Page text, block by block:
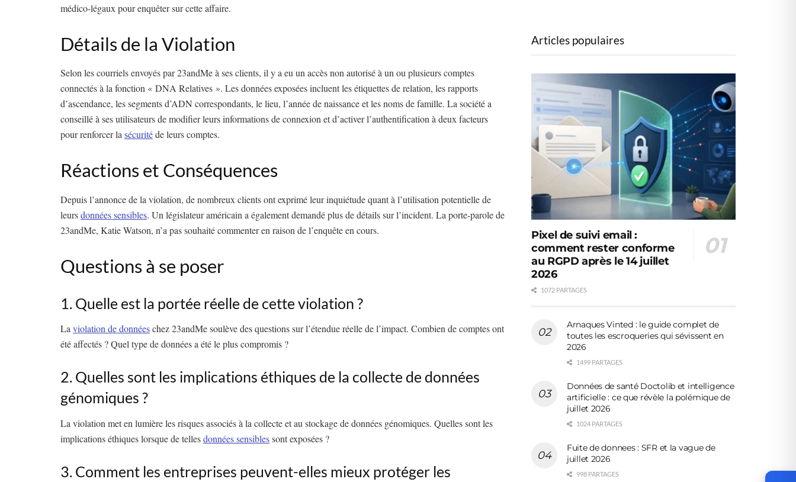
médico-légaux pour enquêter sur cette affaire.
Détails de la Violation
Selon les courriels envoyés par 23andMe à ses clients, il y a eu un accès non autorisé à un ou plusieurs comptes
connectés à la fonction « DNA Relatives ». Les données exposées incluent les étiquettes de relation, les rapports
d’ascendance, les segments d’ADN correspondants, le lieu, l’année de naissance et les noms de famille. La société a
conseillé à ses utilisateurs de modifier leurs informations de connexion et d’activer l’authentification à deux facteurs
pour renforcer lasécuritéde leurs comptes.
Réactions et Conséquences
Depuis l’annonce de la violation, de nombreux clients ont exprimé leur inquiétude quant à l’utilisation potentielle de
leursdonnées sensibles. Un législateur américain a également demandé plus de détails sur l’incident. La porte-parole de
23andMe, Katie Watson, n’a pas souhaité commenter en raison de l’enquête en cours.
Questions à se poser
1. Quelle est la portée réelle de cette violation ?
Laviolation de donnéeschez 23andMe soulève des questions sur l’étendue réelle de l’impact. Combien de comptes ont
été affectés ? Quel type de données a été le plus compromis ?
2. Quelles sont les implications éthiques de la collecte de données
génomiques ?
La violation met en lumière les risques associés à la collecte et au stockage de données génomiques. Quelles sont les
implications éthiques lorsque de tellesdonnées sensiblessont exposées ?
3. Comment les entreprises peuvent-elles mieux protéger les
Articles populaires
Pixel de suivi email :
comment rester conforme
au RGPD après le 14 juillet
2026
1072 PARTAGES
Arnaques Vinted : le guide complet de
toutes les escroqueries qui sévissent en
2026
1499 PARTAGES
Données de santé Doctolib et intelligence
artificielle : ce que révèle la polémique de
juillet 2026
1024 PARTAGES
Fuite de donnees : SFR et la vague de
juillet 2026
998 PARTAGES